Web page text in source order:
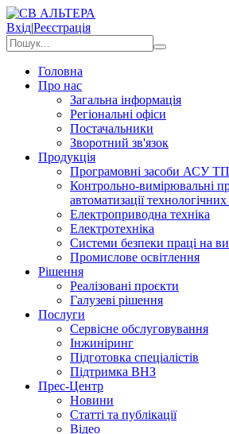
Вхід|Реєстрація
Головна
Про нас
Загальна інформація
Регіональні офіси
Постачальники
Зворотний зв'язок
Продукція
Програмовні засоби АСУ ТП
Контрольно-вимірювальні
автоматизації
Електроприводна техніка
Електротехніка
Системи безпеки праці на
Промислове освітлення
Рішення
Реалізовані проєкти
Галузеві рішення
Послуги
Сервісне обслуговування
Інжиніринг
Підготовка спеціалістів
Підтримка ВНЗ
Прес-Центр
Новини
Статті та публікації
Відео